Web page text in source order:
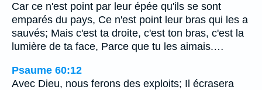
Car ce n'est point par leur épée qu'ils se sont
emparés du pays, Ce n'est point leur bras qui les a
sauvés; Mais c'est ta droite, c'est ton bras, c'est la
lumière de ta face, Parce que tu les aimais.…
Psaume 60:12
Avec Dieu, nous ferons des exploits; Il écrasera